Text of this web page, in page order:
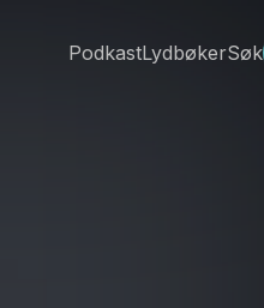
PodkastLydbøkerSøk